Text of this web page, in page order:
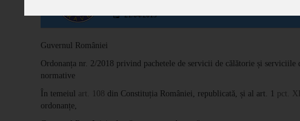
21/04/2019
Guvernul României
Ordonanța nr. 2/2018 privind pachetele de servicii de călătorie și
normative
În temeiul art. 108 din Constituția României, republicată, și al art. 1 pct.
ordonanțe,